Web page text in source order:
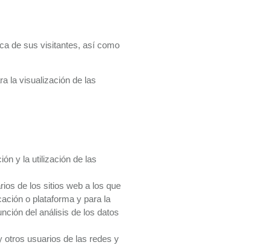
de sus visitantes, así como
la visualización de las
y la utilización de las
de los sitios web a los que
o plataforma y para la
del análisis de los datos
otros usuarios de las redes y